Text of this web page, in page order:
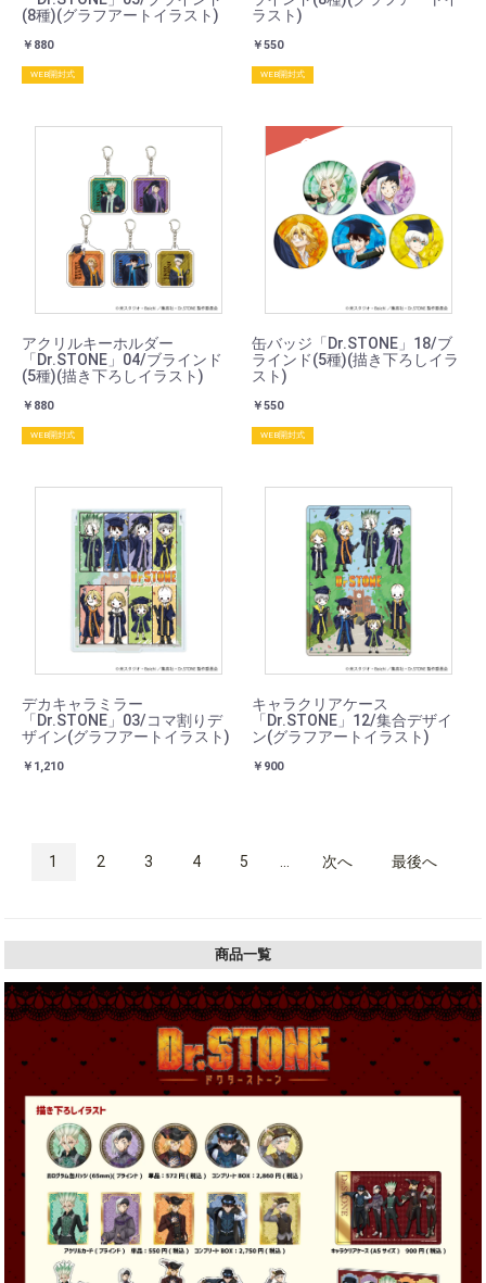
(8種)(グラフアートイラスト)
￥880
WEB開封式
ラスト)
￥550
WEB開封式
アクリルキーホルダー
「Dr.STONE」04/ブラインド
(5種)(描き下ろしイラスト)
￥880
WEB開封式
SOLD
缶バッジ「Dr.STONE」18/ブ
ラインド(5種)(描き下ろしイラ
スト)
￥550
WEB開封式
デカキャラミラー
「Dr.STONE」03/コマ割りデ
ザイン(グラフアートイラスト)
￥1,210
キャラクリアケース
「Dr.STONE」12/集合デザイ
ン(グラフアートイラスト)
￥900
1 2 3 4 5 次へ 最後へ
商品一覧